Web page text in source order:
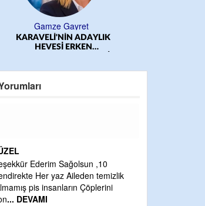
Gamze Gayret
KARAVELİ'NİN ADAYLIK
HEVESİ ERKEN
Ederim Sağolsun ,10
Her yaz Aileden temizlik
pis insanların Çöplerini
... DEVAMI